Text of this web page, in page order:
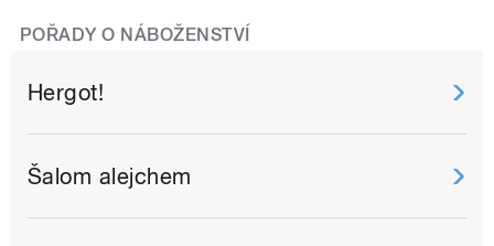
POŘADY O NÁBOŽENSTVÍ
Hergot!
Šalom alejchem